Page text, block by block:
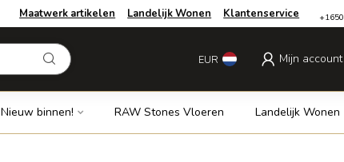
Maatwerk artikelen Landelijk Wonen Klantenservice +1650
EUR Mijn account
Nieuw binnen! RAW Stones Vloeren Landelijk Wonen